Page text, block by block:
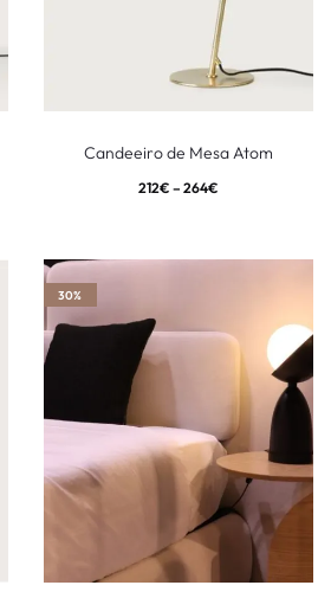
Candeeiro de Mesa Atom
212€ – 264€
30%